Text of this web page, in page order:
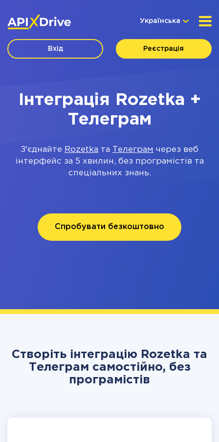
Українська
Вхід Реєстрація
Інтеграція Rozetka +
Телеграм
З'єднайте Rozetka та Телеграм через веб
інтерфейс за 5 хвилин, без програмістів та
спеціальних знань.
Спробувати безкоштовно
Створіть інтеграцію Rozetka та
Телеграм самостійно, без
програмістів